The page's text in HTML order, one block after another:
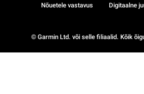
© Garmin Ltd. või selle filiaalid. Kõik
Nõuetele vastavus Digitaalne